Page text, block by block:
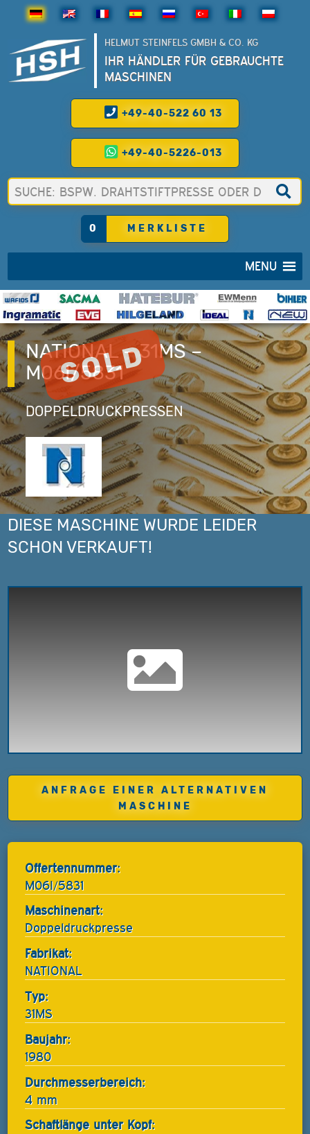
HELMUT STEINFELS GMBH & CO. KG
IHR HÄNDLER FÜR GEBRAUCHTE
MASCHINEN
+49-40-522 60 13
+49-40-5226-013
0 MERKLISTE
MENU
NATIONAL – 31MS –
M06I/5831
DOPPELDRUCKPRESSEN
DIESE MASCHINE WURDE LEIDER
SCHON VERKAUFT!
ANFRAGE EINER ALTERNATIVEN
MASCHINE
Offertennummer:
M06I/5831
Maschinenart:
Doppeldruckpresse
Fabrikat:
NATIONAL
Typ:
31MS
Baujahr:
1980
Durchmesserbereich:
4 mm
Schaftlänge unter Kopf: